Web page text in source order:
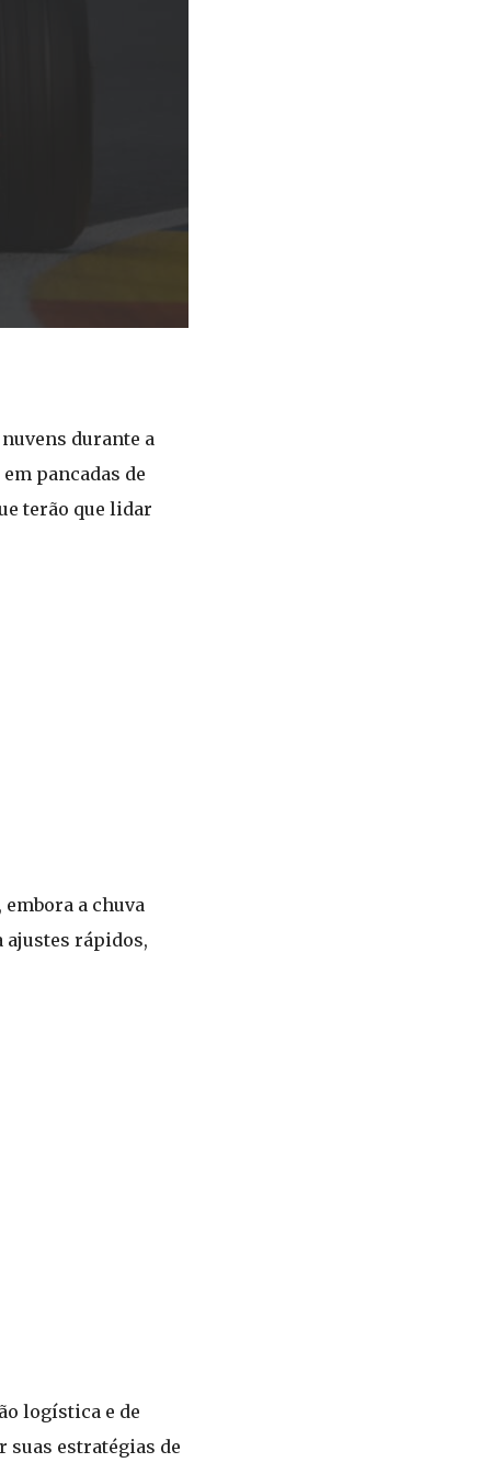
durante a
pancadas de
terão que lidar
a chuva
ajustes rápidos,
logística e de
suas estratégias de